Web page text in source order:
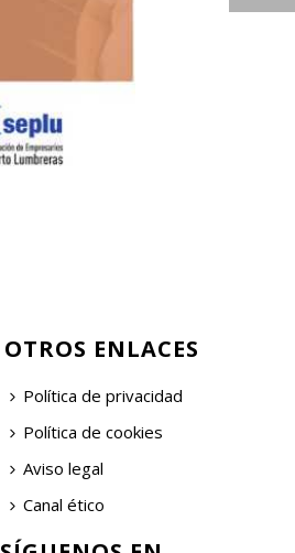
OTROS ENLACES
Política de privacidad
Política de cookies
Aviso legal
Canal ético